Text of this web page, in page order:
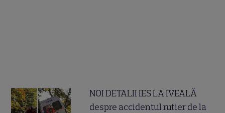
NOI DETALII IES LA IVEALĂ
despre accidentul rutier de la